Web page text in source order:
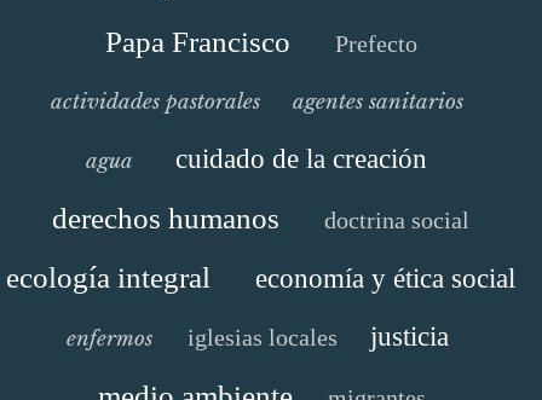
Papa Francisco
Prefecto
actividades pastorales agentes sanitarios
agua cuidado de la creación
derechos humanos doctrina social
ecología integral economía y ética social
enfermos iglesias locales justicia